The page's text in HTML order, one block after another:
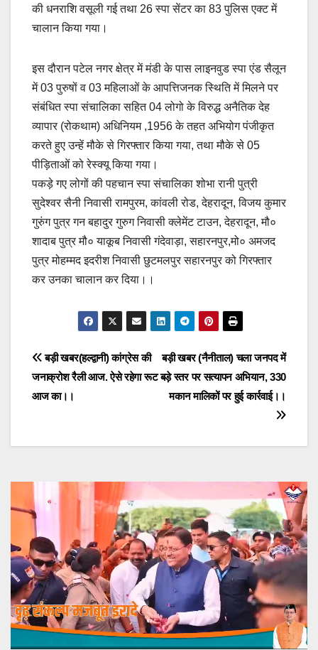
की धनराशि वसूली गई तथा 26 स्पा सेंटर का 83 पुलिस एक्ट में
चालान किया गया।
इस दौरान पटेल नगर क्षेत्र में मंडी के पास लाइनवुड स्पा एंड सैलून
में 03 पुरुषों व 03 महिलाओं के आपत्तिजनक स्थिति में मिलने पर
संबंधित स्पा संचालिका सहित 04 लोगो के विरुद्ध अनैतिक देह
व्यापार (रोकथाम) अधिनियम ,1956 के तहत अभियोग पंजीकृत
करते हुए उन्हें मौके से गिरफ्तार किया गया, तथा मौके से 05
पीड़िताओं को रेस्क्यू किया गया।
पकड़े गए लोगों की पहचान स्पा संचालिका शोभा रानी पुत्री
सुदेश्वर सैनी निवासी रामपुरम, कांवली रोड, देहरादून, विजय कुमार
गुरुंग पुत्र गन बहादुर गुरुग निवासी क्लेमेंट टाउन, देहरादून, मौ०
शादाब पुत्र मौ० याकूब निवासी गंदेवाड़ा, सहारनपुर,मो० अमजद
पुत्र मोहम्मद इदरीश निवासी छुटमलपुर सहारनपुर को गिरफ्तार
कर उनका चालान कर दिया।।
Post
navigation
बड़ी खबर (नैनीताल) चला जनपद में
बड़े स्तर पर सत्यापन अभियान, 330
मकान मालिकों पर हुई कार्रवाई।।
बड़ी खबर(हल्द्वानी) कांग्रेस की
जनाक्रोश रैली आज. ऐसे रहेगा रूट
आज का।।